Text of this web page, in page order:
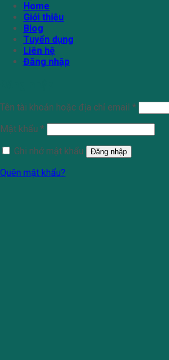
Home
Giới thiệu
Blog
Tuyển dụng
Liên hệ
Đăng nhập
Tên tài khoản hoặc địa chỉ email *
Mật khẩu *
Ghi nhớ mật khẩu
Đăng nhập
Quên mật khẩu?